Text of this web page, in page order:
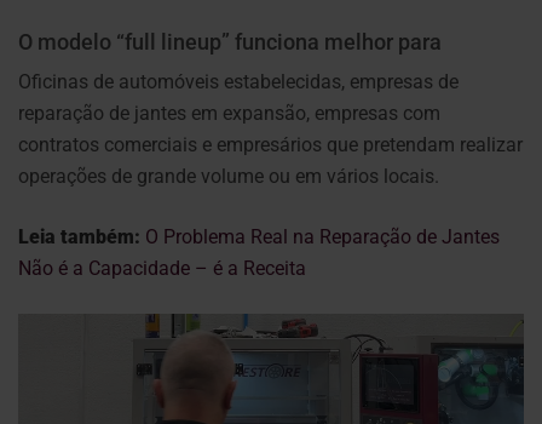
O modelo “full lineup” funciona melhor para
Oficinas de automóveis estabelecidas, empresas de
reparação de jantes em expansão, empresas com
contratos comerciais e empresários que pretendam realizar
operações de grande volume ou em vários locais.
Leia também: O Problema Real na Reparação de Jantes
Não é a Capacidade – é a Receita